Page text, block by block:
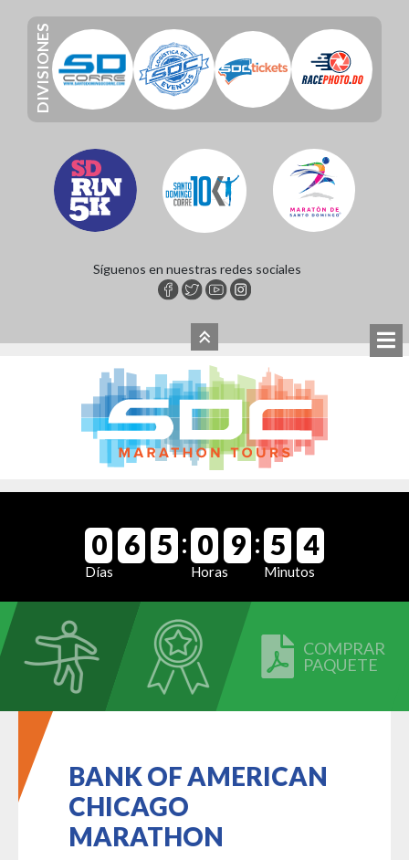
DIVISIONES
Síguenos en nuestras redes sociales
0 6 5
Días
: 0 9
Horas
: 5 4
Minutos
COMPRAR
PAQUETE
BANK OF AMERICAN
CHICAGO
MARATHON